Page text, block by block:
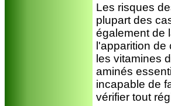
Les risques
plupart des
également de
l'apparition de
les vitamines
aminés
incapable de
vérifier tout